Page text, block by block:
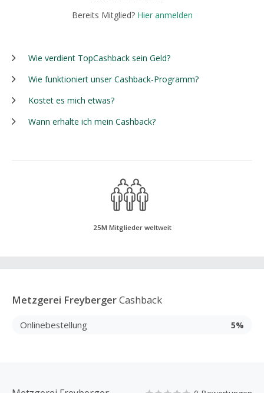
Bereits Mitglied? Hier anmelden
Wie verdient TopCashback sein Geld?
Wie funktioniert unser Cashback-Programm?
Kostet es mich etwas?
Wann erhalte ich mein Cashback?
25M Mitglieder weltweit
Metzgerei FreybergerCashback
Onlinebestellung 5%